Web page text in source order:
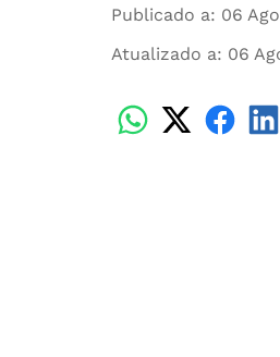
Publicado a: 06
Atualizado a: 06